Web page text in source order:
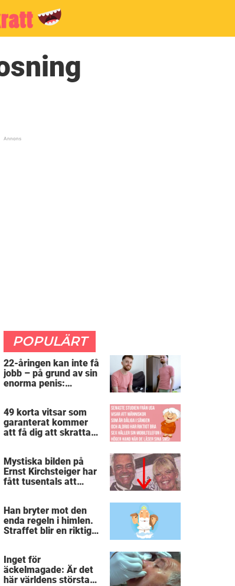
POPULÄRT
22-åringen kan inte få
jobb – på grund av sin
enorma penis:
49 korta vitsar som
garanterat kommer
att få dig att skratta
Mystiska bilden på
Ernst Kirchsteiger har
fått tusentals att
Han bryter mot den
enda regeln i himlen.
Straffet blir en riktigt
Inget för
äckelmagade: Är det
här världens största